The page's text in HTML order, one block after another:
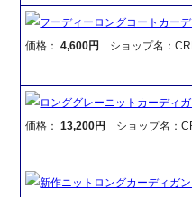
フーディーロングコートカー
価格：4,600円 ショップ名：
ロンググレーニットカーディ
価格：13,200円 ショップ名：
新作ニットロングカーディガン